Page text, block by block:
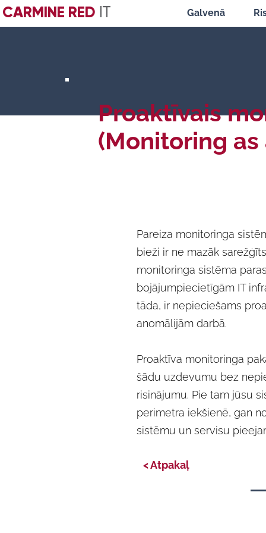
CARMINE RED IT Galvenā
Proaktīvais
(Monitoring as
Pareiza monitoringa
bieži ir ne mazāk
monitoringa sistēma
bojājumpiecietīgām IT
tāda, ir nepieciešams
anomālijām darbā.
Proaktīva monitoringa
šādu uzdevumu bez
risinājumu. Pie tam jūsu
perimetra iekšienē, gan
sistēmu un servisu
< Atpakaļ